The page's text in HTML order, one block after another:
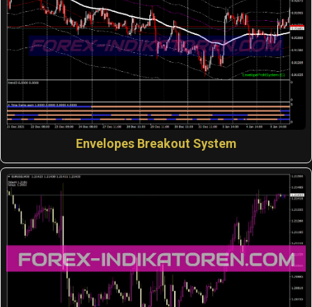
Envelopes Breakout System